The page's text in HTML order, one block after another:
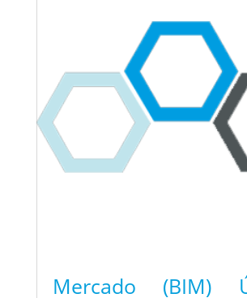
Mercado (BIM)